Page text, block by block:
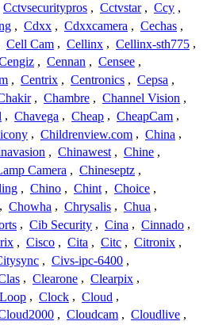
Cctvsecuritypros , Cctvstar , Ccy ,
, Cdxx , Cdxxcamera , Cechas ,
Cell Cam , Cellinx , Cellinx-sth775 ,
, Cennan , Censee ,
, Centrix , Centronics , Cepsa ,
, Chambre , Channel Vision ,
, Chavega , Cheap , CheapCam ,
, Childrenview.com , China ,
, Chinawest , Chine ,
Camera , Chineseptz ,
, Chino , Chint , Choice ,
, Chowha , Chrysalis , Chua ,
, Cib Security , Cina , Cinnado ,
, Cisco , Cita , Citc , Citronix ,
, Civs-ipc-6400 ,
, Clearone , Clearpix ,
, Clock , Cloud ,
, Cloudcam , Cloudlive ,